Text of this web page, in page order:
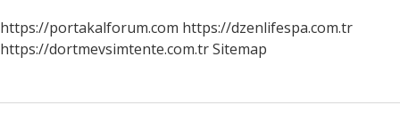
https://portakalforum.com https://dzenlifespa.com.tr
https://dortmevsimtente.com.trSitemap